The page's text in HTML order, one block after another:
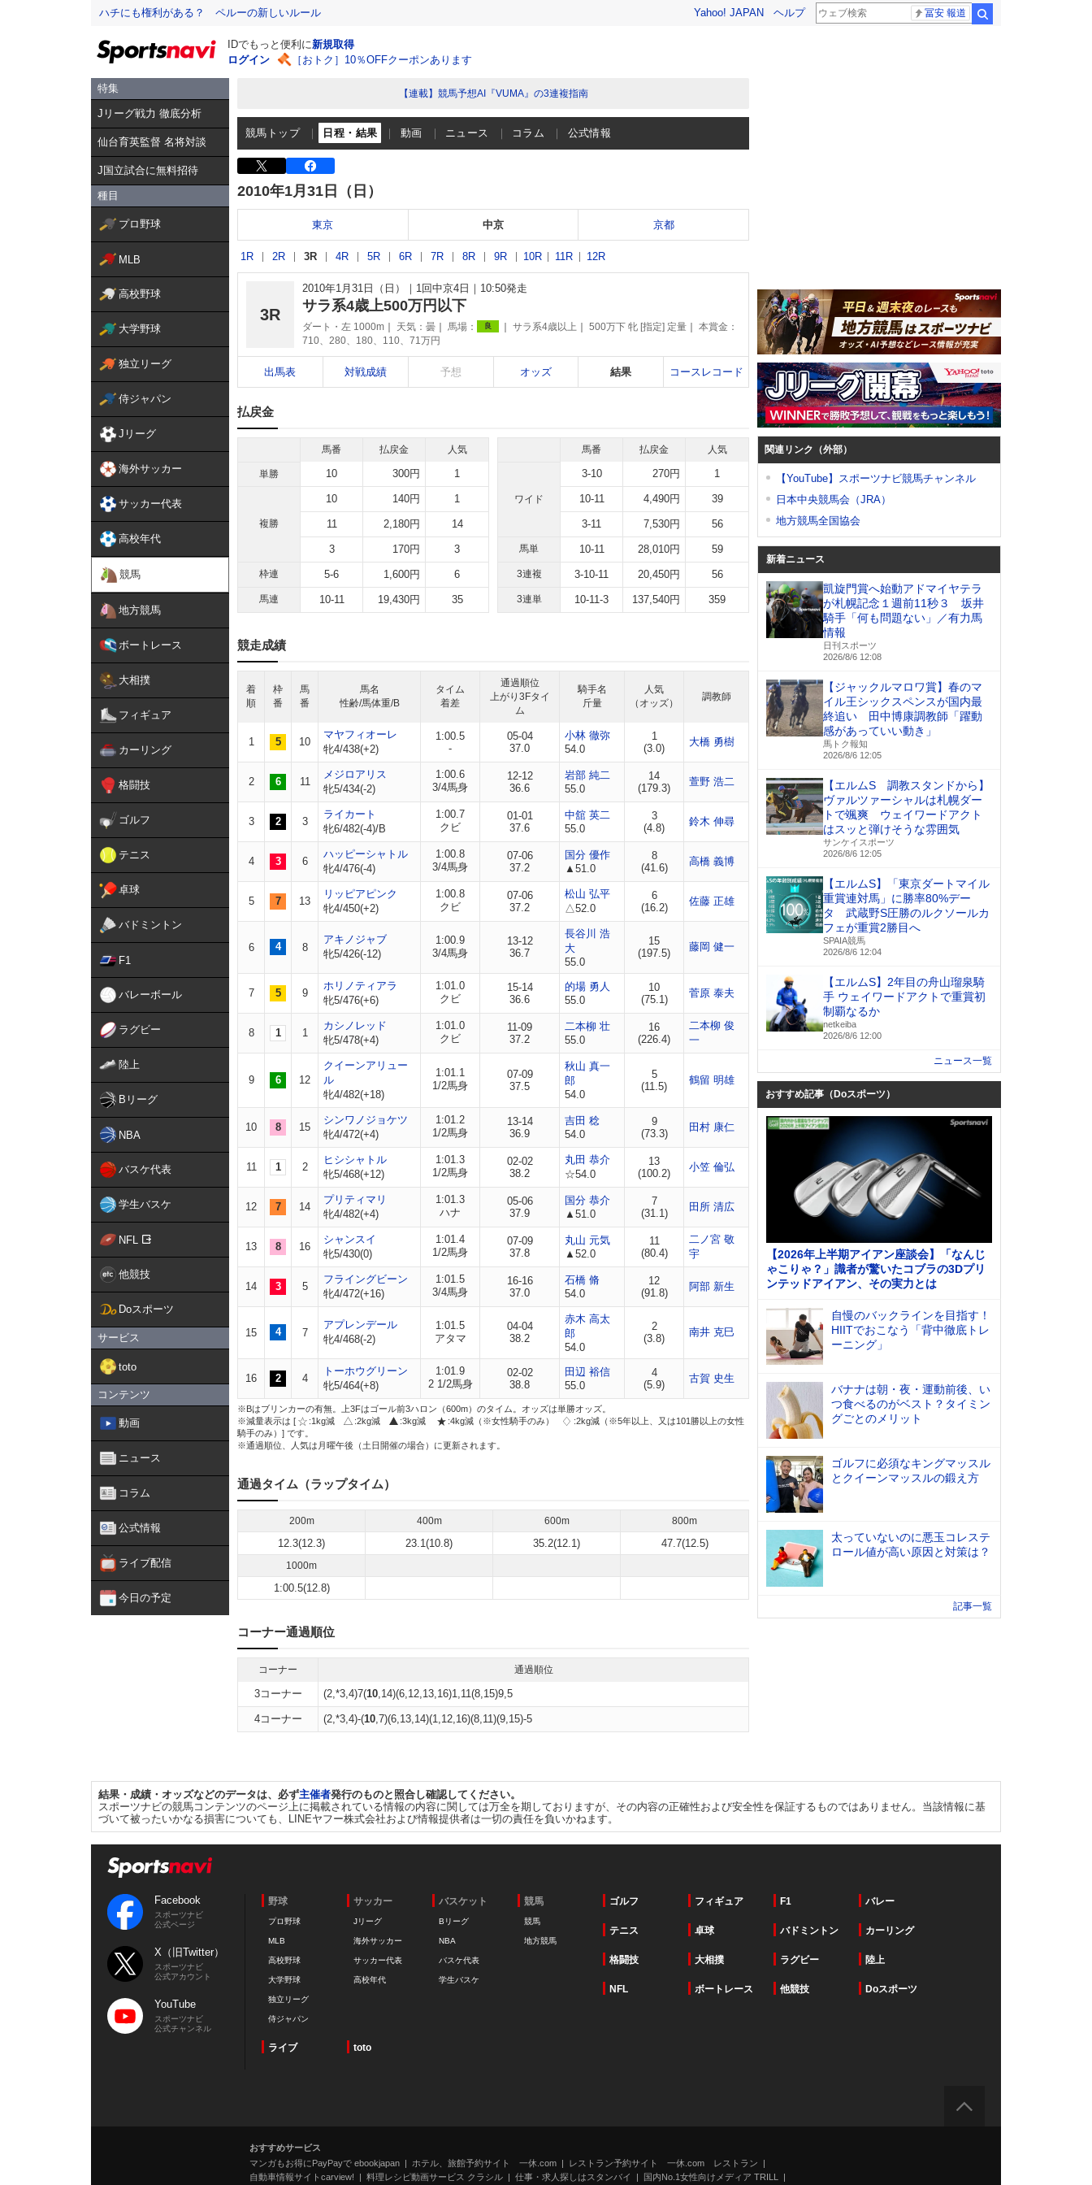
ハチにも権利がある？ ペルーの新しいルール Yahoo! JAPAN ヘルプ 冨安 報道
IDでもっと便利に新規取得
ログイン
［おトク］10％OFFクーポンあります
特集
Jリーグ戦力 徹底分析
仙台育英監督 名将対談
J国立試合に無料招待
種目
プロ野球
MLB
高校野球
大学野球
独立リーグ
侍ジャパン
Jリーグ
海外サッカー
サッカー代表
高校年代
競馬
地方競馬
ボートレース
大相撲
フィギュア
カーリング
格闘技
ゴルフ
テニス
卓球
バドミントン
F1
バレーボール
ラグビー
陸上
Bリーグ
NBA
バスケ代表
学生バスケ
NFL
他競技
Doスポーツ
サービス
toto
コンテンツ
動画
ニュース
コラム
公式情報
ライブ配信
今日の予定
【連載】競馬予想AI『VUMA』の3連複指南
競馬トップ 日程・結果 動画 ニュース コラム 公式情報
2010年1月31日（日）
東京 中京 京都
1R 2R 3R 4R 5R 6R 7R 8R 9R 10R 11R 12R
3R
2010年1月31日（日） 1回中京4日 10:50発走
サラ系4歳上500万円以下
ダート・左 1000m 天気： 曇 馬場： 良 サラ系4歳以上 500万下 牝 [指定] 定量
本賞金：
710、280、180、110、71万円
出馬表 対戦成績 予想 オッズ 結果 コースレコード
払戻金
馬番 払戻金 人気
単勝 10 300円 1
複勝
10 140円 1
11 2,180円 14
3 170円 3
枠連 5-6 1,600円 6
馬連 10-11 19,430円 35
馬番 払戻金 人気
ワイド
3-10 270円 1
10-11 4,490円 39
3-11 7,530円 56
馬単 10-11 28,010円 59
3連複 3-10-11 20,450円 56
3連単 10-11-3 137,540円 359
競走成績
着
順
枠
番
馬
番
馬名
性齢/馬体重/B
タイム
着差
通過順位
上がり3Fタイ
ム
騎手名
斤量
人気
（オッズ）
調教師
1 5 10
マヤフィオーレ
牝4/438(+2)
1:00.5
-
05-04
37.0
小林 徹弥
54.0
1
(3.0)
大橋 勇樹
2 6 11
メジロアリス
牝5/434(-2)
1:00.6
3/4馬身
12-12
36.6
岩部 純二
55.0
14
(179.3)
萱野 浩二
3 2 3
ライカート
牝6/482(-4)/B
1:00.7
クビ
01-01
37.6
中舘 英二
55.0
3
(4.8)
鈴木 伸尋
4 3 6
ハッピーシャトル
牝4/476(-4)
1:00.8
3/4馬身
07-06
37.2
国分 優作
▲51.0
8
(41.6)
高橋 義博
5 7 13
リッピアピンク
牝4/450(+2)
1:00.8
クビ
07-06
37.2
松山 弘平
△52.0
6
(16.2)
佐藤 正雄
6 4 8
アキノジャブ
牝5/426(-12)
1:00.9
3/4馬身
13-12
36.7
長谷川 浩
大
55.0
15
(197.5)
藤岡 健一
7 5 9
ホリノティアラ
牝5/476(+6)
1:01.0
クビ
15-14
36.6
的場 勇人
55.0
10
(75.1)
菅原 泰夫
8 1 1
カシノレッド
牝5/478(+4)
1:01.0
クビ
11-09
37.2
二本柳 壮
55.0
16
(226.4)
二本柳 俊
一
9 6 12
クイーンアリュー
ル
牝4/482(+18)
1:01.1
1/2馬身
07-09
37.5
秋山 真一
郎
54.0
5
(11.5)
鶴留 明雄
10 8 15
シンワノジョケツ
牝4/472(+4)
1:01.2
1/2馬身
13-14
36.9
吉田 稔
54.0
9
(73.3)
田村 康仁
11 1 2
ヒシシャトル
牝5/468(+12)
1:01.3
1/2馬身
02-02
38.2
丸田 恭介
☆54.0
13
(100.2)
小笠 倫弘
12 7 14
プリティマリ
牝4/482(+4)
1:01.3
ハナ
05-06
37.9
国分 恭介
▲51.0
7
(31.1)
田所 清広
13 8 16
シャンスイ
牝5/430(0)
1:01.4
1/2馬身
07-09
37.8
丸山 元気
▲52.0
11
(80.4)
二ノ宮 敬
宇
14 3 5
フライングビーン
牝4/472(+16)
1:01.5
3/4馬身
16-16
37.0
石橋 脩
54.0
12
(91.8)
阿部 新生
15 4 7
アプレンデール
牝4/468(-2)
1:01.5
アタマ
04-04
38.2
赤木 高太
郎
54.0
2
(3.8)
南井 克巳
16 2 4
トーホウグリーン
牝5/464(+8)
1:01.9
2 1/2馬身
02-02
38.8
田辺 裕信
55.0
4
(5.9)
古賀 史生
※Bはブリンカーの有無。上3Fはゴール前3ハロン（600m）のタイム。オッズは単勝オッズ。
※減量表示は [
:1kg減 :2kg減 :3kg減 :4kg減（※女性騎手のみ）
:2kg減（※5年以上、又は101勝以上の女性
騎手のみ）] です。
※通過順位、人気は月曜午後（土日開催の場合）に更新されます。
通過タイム（ラップタイム）
200m 400m 600m 800m
12.3(12.3) 23.1(10.8) 35.2(12.1) 47.7(12.5)
1000m
1:00.5(12.8)
コーナー通過順位
コーナー 通過順位
3コーナー (2,*3,4)7(10,14)(6,12,13,16)1,11(8,15)9,5
4コーナー (2,*3,4)-(10,7)(6,13,14)(1,12,16)(8,11)(9,15)-5
関連リンク（外部）
【YouTube】スポーツナビ競馬チャンネル
日本中央競馬会（JRA）
地方競馬全国協会
新着ニュース
凱旋門賞へ始動アドマイヤテラ
が札幌記念１週前11秒３ 坂井
騎手「何も問題ない」／有力馬
情報
日刊スポーツ
2026/8/6 12:08
【ジャックルマロワ賞】春のマ
イル王シックスペンスが国内最
終追い 田中博康調教師「躍動
感があっていい動き」
馬トク報知
2026/8/6 12:05
【エルムS 調教スタンドから】
ヴァルツァーシャルは札幌ダー
トで颯爽 ウェイワードアクト
はスッと弾けそうな雰囲気
サンケイスポーツ
2026/8/6 12:05
【エルムS】「東京ダートマイル
重賞連対馬」に勝率80%デー
タ 武蔵野S圧勝のルクソールカ
フェが重賞2勝目へ
SPAIA競馬
2026/8/6 12:04
【エルムS】2年目の舟山瑠泉騎
手 ウェイワードアクトで重賞初
制覇なるか
netkeiba
2026/8/6 12:00
ニュース一覧
おすすめ記事（Doスポーツ）
【2026年上半期アイアン座談会】「なんじ
ゃこりゃ？」識者が驚いたコブラの3Dプリ
ンテッドアイアン、その実力とは
自慢のバックラインを目指す！
HIITでおこなう「背中徹底トレ
ーニング」
バナナは朝・夜・運動前後、い
つ食べるのがベスト？タイミン
グごとのメリット
ゴルフに必須なキングマッスル
とクイーンマッスルの鍛え方
太っていないのに悪玉コレステ
ロール値が高い原因と対策は？
記事一覧
結果・成績・オッズなどのデータは、必ず主催者発行のものと照合し確認してください。
スポーツナビの競馬コンテンツのページ上に掲載されている情報の内容に関しては万全を期しておりますが、その内容の正確性および安全性を保証するものではありません。当該情報に基
づいて被ったいかなる損害についても、LINEヤフー株式会社および情報提供者は一切の責任を負いかねます。
Facebook
スポーツナビ
公式ページ
X（旧Twitter）
スポーツナビ
公式アカウント
YouTube
スポーツナビ
公式チャンネル
野球
プロ野球
MLB
高校野球
大学野球
独立リーグ
侍ジャパン
サッカー
Jリーグ
海外サッカー
サッカー代表
高校年代
バスケット
Bリーグ
NBA
バスケ代表
学生バスケ
競馬
競馬
地方競馬
ゴルフ フィギュア F1 バレー
テニス 卓球 バドミントン カーリング
格闘技 大相撲 ラグビー 陸上
NFL ボートレース 他競技 Doスポーツ
ライブ toto
おすすめサービス
マンガもお得にPayPayで ebookjapan
ホテル、旅館予約サイト 一休.com
レストラン予約サイト 一休.com レストラン
自動車情報サイトcarview!
料理レシピ動画サービス クラシル 仕事・求人探しはスタンバイ 国内No.1女性向けメディア TRILL